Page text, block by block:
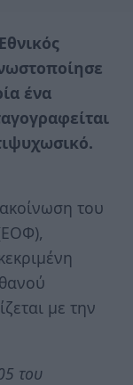
ένα
του
με την
του